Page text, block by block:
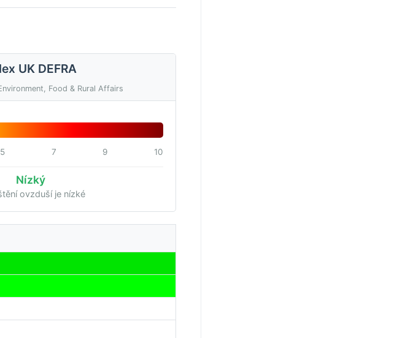
UK DEFRA
Food & Rural Affairs
5 7 9 10
Nízký
ovzduší je nízké